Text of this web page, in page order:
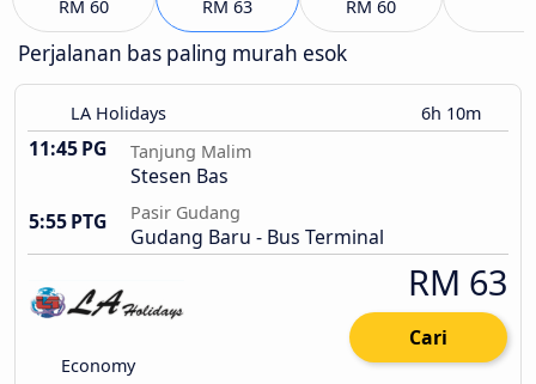
RM 60 RM 63 RM 60
Perjalanan bas paling murah esok
LA Holidays 6h 10m
11:45 PG Tanjung Malim
Stesen Bas
5:55 PTG
Pasir Gudang
Gudang Baru - Bus Terminal
Economy
RM 63
Cari